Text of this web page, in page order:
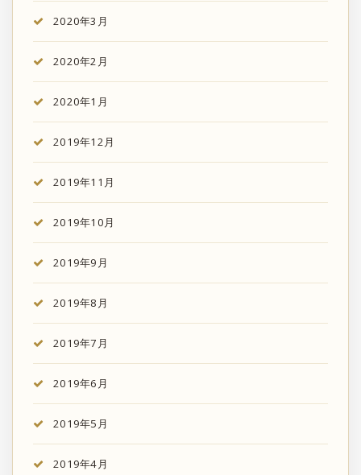
2020年3月
2020年2月
2020年1月
2019年12月
2019年11月
2019年10月
2019年9月
2019年8月
2019年7月
2019年6月
2019年5月
2019年4月